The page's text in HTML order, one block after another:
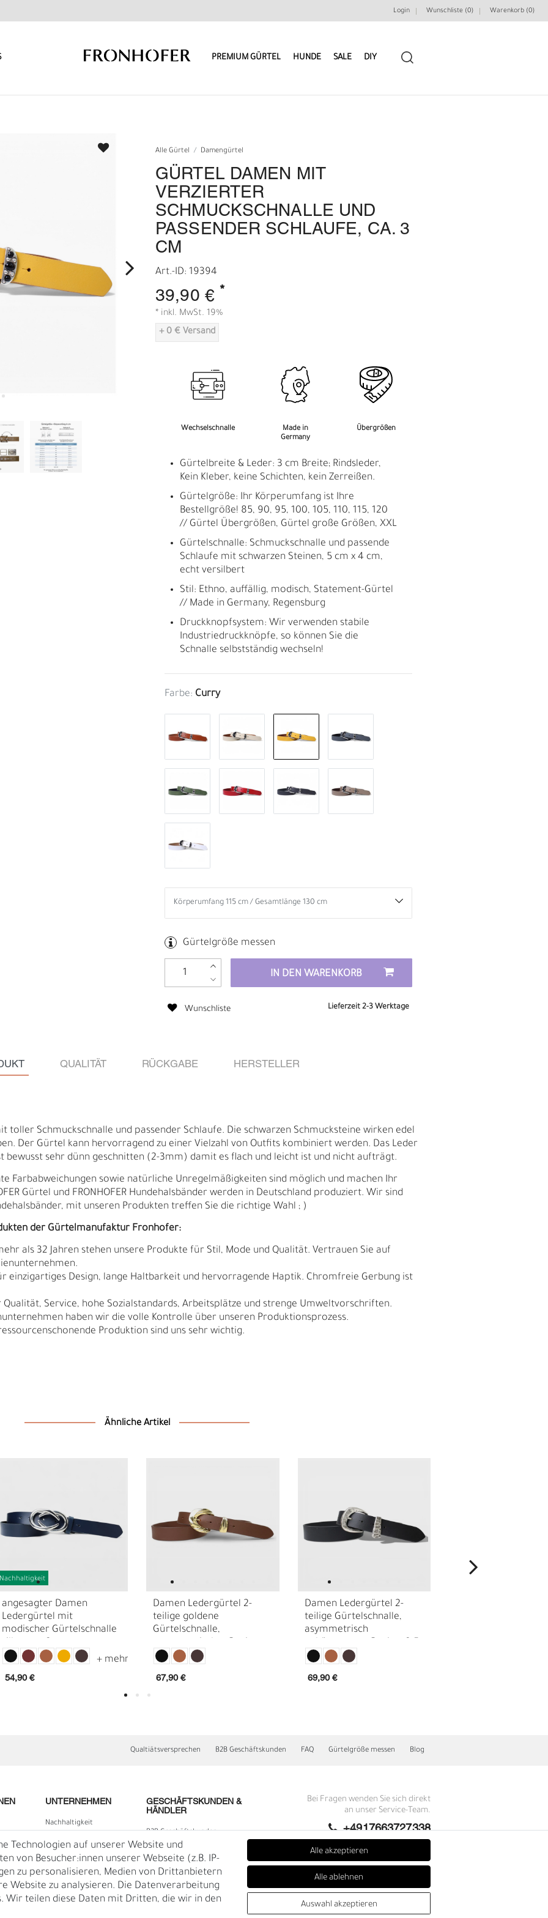
Login Wunschliste (0) Warenkorb (0)
A
PREMIUM GÜRTEL
E
R
I
F
HUNDE
Ü
E
N
SALE DIY
Alle Gürtel Damengürtel
GÜRTEL DAMEN MIT
VERZIERTER
SCHMUCKSCHNALLE UND
PASSENDER SCHLAUFE, CA. 3
CM
Art.-ID: 19394
39,90 € *
* inkl. MwSt. 19%
+ 0 € Versand
Wechselschnalle
Made in
Germany
Übergrößen
Gürtelbreite & Leder: 3 cm Breite; Rindsleder,
Kein Kleber, keine Schichten, kein Zerreißen.
Gürtelgröße: Ihr Körperumfang ist Ihre
Bestellgröße! 85, 90, 95, 100, 105, 110, 115, 120
// Gürtel Übergrößen, Gürtel große Größen, XXL
Gürtelschnalle: Schmuckschnalle und passende
Schlaufe mit schwarzen Steinen, 5 cm x 4 cm,
echt versilbert
Stil: Ethno, auffällig, modisch, Statement-Gürtel
// Made in Germany, Regensburg
Druckknopfsystem: Wir verwenden stabile
Industriedruckknöpfe, so können Sie die
Schnalle selbstständig wechseln!
Farbe: Curry
Gürtelgröße messen
IN DEN WARENKORB
Wunschliste Lieferzeit 2-3 Werktage
QUALITÄT RÜCKGABE HERSTELLER
toller Schmuckschnalle und passender Schlaufe. Die schwarzen Schmucksteine wirken edel
Der Gürtel kann hervorragend zu einer Vielzahl von Outfits kombiniert werden. Das Leder
bewusst sehr dünn geschnitten (2-3mm) damit es flach und leicht ist und nicht aufträgt.
Farbabweichungen sowie natürliche Unregelmäßigkeiten sind möglich und machen Ihr
Gürtel und FRONHOFER Hundehalsbänder werden in Deutschland produziert. Wir sind
mit unseren Produkten treffen Sie die richtige Wahl ; )
der Gürtelmanufaktur Fronhofer:
als 32 Jahren stehen unsere Produkte für Stil, Mode und Qualität. Vertrauen Sie auf
einzigartiges Design, lange Haltbarkeit und hervorragende Haptik. Chromfreie Gerbung ist
Service, hohe Sozialstandards, Arbeitsplätze und strenge Umweltvorschriften.
haben wir die volle Kontrolle über unseren Produktionsprozess.
Produktion sind uns sehr wichtig.
Ähnliche Artikel
Nachhaltigkeit
angesagter Damen
Ledergürtel mit
modischer Gürtelschnalle
54,90 €
Damen Ledergürtel 2-
teilige goldene
Gürtelschnalle,
ca. 3 cm, echt Premium
67,90 €
Damen Ledergürtel 2-
teilige Gürtelschnalle,
asymmetrisch
cm, echt Premium
69,90 €
Qualtiätsversprechen B2B Geschäftskunden FAQ Gürtelgröße messen Blog
UNTERNEHMEN
Nachhaltigkeit
Kontakt
Über uns
Rückgabe
Gürtelgröße messen
GESCHÄFTSKUNDEN &
HÄNDLER
B2B Geschäftskunden
Bei Fragen wenden Sie sich direkt
an unser Service-Team.
+4917663727338
Montag - Freitag, 09:00 - 14:00
info@fronhofer.com
Gürtelmanufaktur Fronhofer,
93053 Regensburg, Nelkenweg 3b
Technologien auf unserer Website und
von Besucher:innen unserer Webseite (z.B. IP-
zu personalisieren, Medien von Drittanbietern
Website zu analysieren. Die Datenverarbeitung
Wir teilen diese Daten mit Dritten, die wir in den
Alle akzeptieren
Alle ablehnen
Auswahl akzeptieren